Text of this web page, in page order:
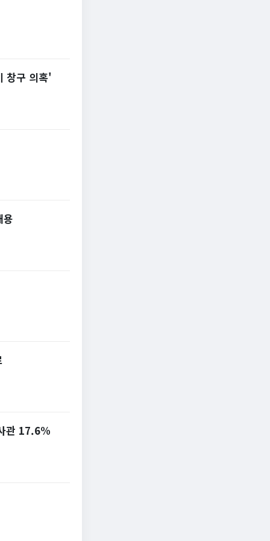
창구 의혹'
용
관 17.6%